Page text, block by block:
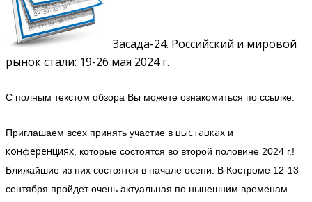
Засада-24. Российский и мировой
рынок стали: 19-26 мая 2024 г.
С полным текстом обзора Вы можете ознакомиться по ссылке.
Приглашаем всех принять участие в выставках и
конференциях , которые состоятся во второй половине 2024 г.!
Ближайшие из них состоятся в начале осени. В Костроме 12-13
сентября пройдет очень актуальная по нынешним временам